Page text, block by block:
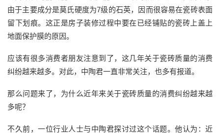
由于主要成分是莫氏硬度为7级的石英，因而很容易在瓷砖表面
留下划痕。这正是房子装修过程中要在已经铺贴的瓷砖上盖上
地面保护膜的原因。
应该有很多消费者朋友注意到了，这几年关于瓷砖质量的消费
纠纷越来越多。对此，中陶君一直非常关注，也多有报道。
那么问题来了，为什么近年来关于瓷砖质量的消费纠纷越来越
多呢？
不久前，一位行业人士与中陶君探讨过这个话题。他认为：近